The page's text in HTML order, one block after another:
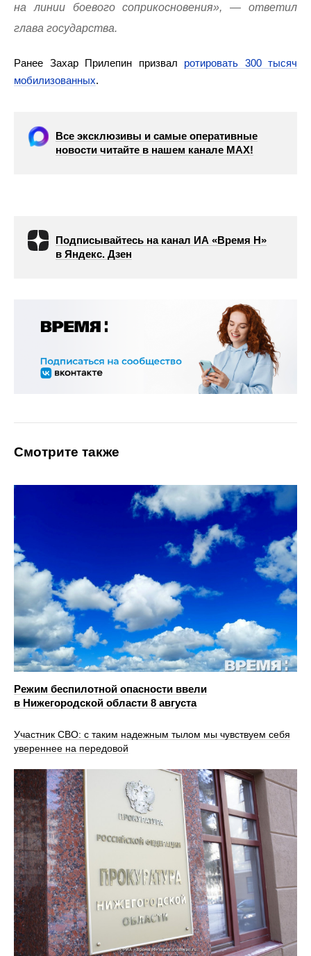
на линии боевого соприкосновения», — ответил
глава государства.
Ранее Захар Прилепин призвал ротировать 300 тысяч
мобилизованных.
Все эксклюзивы и самые оперативные
новости читайте в нашем канале МАХ!
Подписывайтесь на канал ИА «Время Н»
в Яндекс. Дзен
Смотрите также
Режим беспилотной опасности ввели
в Нижегородской области 8 августа
Участник СВО: с таким надежным тылом мы чувствуем себя
увереннее на передовой